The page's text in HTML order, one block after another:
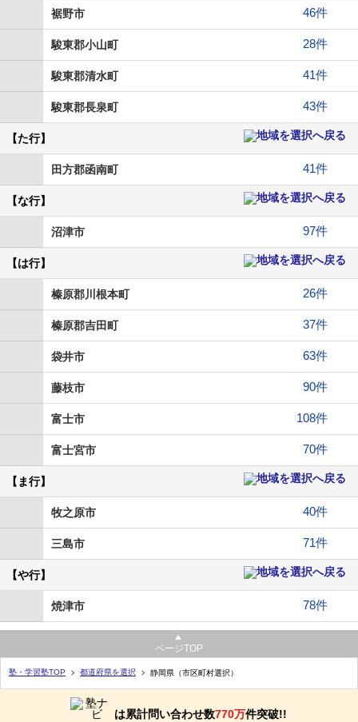
裾野市 46件
駿東郡小山町 28件
駿東郡清水町 41件
駿東郡長泉町 43件
【た行】
田方郡函南町 41件
【な行】
沼津市 97件
【は行】
榛原郡川根本町 26件
榛原郡吉田町 37件
袋井市 63件
藤枝市 90件
富士市 108件
富士宮市 70件
【ま行】
牧之原市 40件
三島市 71件
【や行】
焼津市 78件
ページTOP
塾・学習塾TOP 都道府県を選択 静岡県（市区町村選択）
は累計問い合わせ数770万件突破!!